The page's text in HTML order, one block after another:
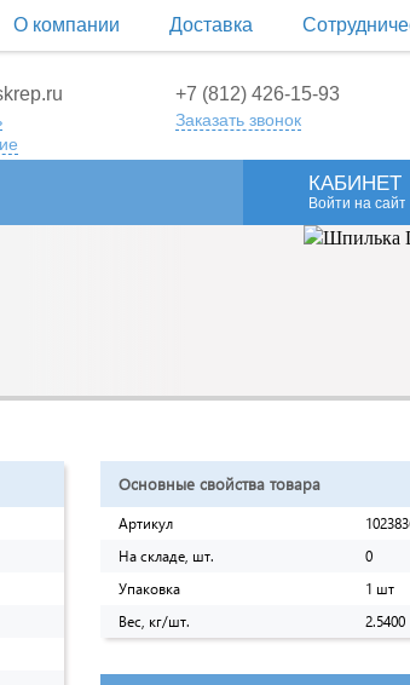
О компании Доставка
+7 (812) 426-15-93
Заказать звонок
КАБИНЕТ
Войти на сайт
Основные свойства товара
Артикул
На складе, шт.
0
Упаковка
1 шт
Вес, кг/шт.
2.5400